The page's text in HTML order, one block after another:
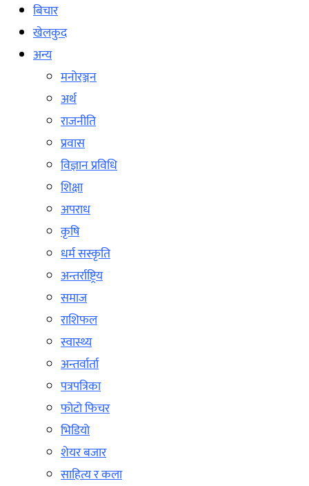
बिचार
खेलकुद
अन्य
मनोरञ्जन
अर्थ
राजनीति
प्रवास
विज्ञान प्रविधि
शिक्षा
अपराध
कृषि
धर्म सस्कृति
अन्तर्राष्ट्रिय
समाज
राशिफल
स्वास्थ्य
अन्तर्वार्ता
पत्रपत्रिका
फोटो फिचर
भिडियो
शेयर बजार
साहित्य र कला